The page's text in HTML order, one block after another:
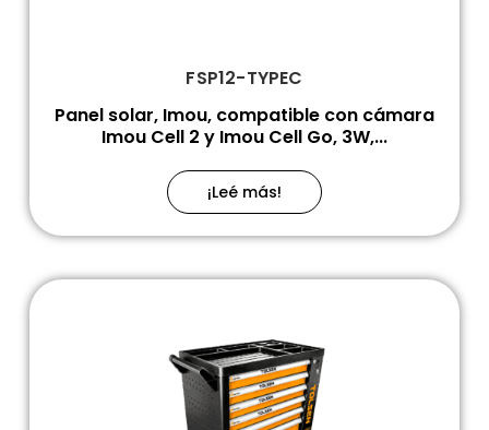
FSP12-TYPEC
Panel solar, Imou, compatible con cámara
Imou Cell 2 y Imou Cell Go, 3W,...
¡Leé más!